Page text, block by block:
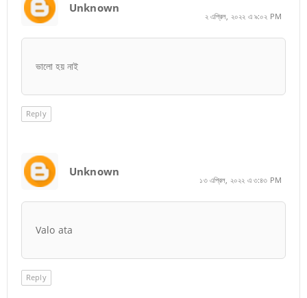
Unknown
২ এপ্রিল, ২০২২ এ ৯:০২ PM
ভালো হয় নাই
Reply
Unknown
১৩ এপ্রিল, ২০২২ এ ৩:৪৩ PM
Valo ata
Reply